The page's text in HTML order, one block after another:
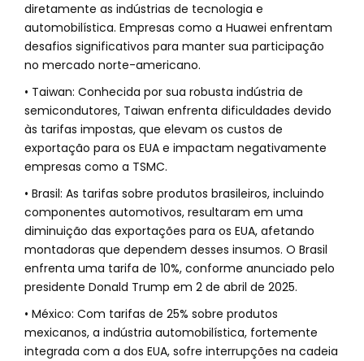
diretamente as indústrias de tecnologia e
automobilística. Empresas como a Huawei enfrentam
desafios significativos para manter sua participação
no mercado norte-americano.
• Taiwan: Conhecida por sua robusta indústria de
semicondutores, Taiwan enfrenta dificuldades devido
às tarifas impostas, que elevam os custos de
exportação para os EUA e impactam negativamente
empresas como a TSMC.
• Brasil: As tarifas sobre produtos brasileiros, incluindo
componentes automotivos, resultaram em uma
diminuição das exportações para os EUA, afetando
montadoras que dependem desses insumos. O Brasil
enfrenta uma tarifa de 10%, conforme anunciado pelo
presidente Donald Trump em 2 de abril de 2025.
• México: Com tarifas de 25% sobre produtos
mexicanos, a indústria automobilística, fortemente
integrada com a dos EUA, sofre interrupções na cadeia